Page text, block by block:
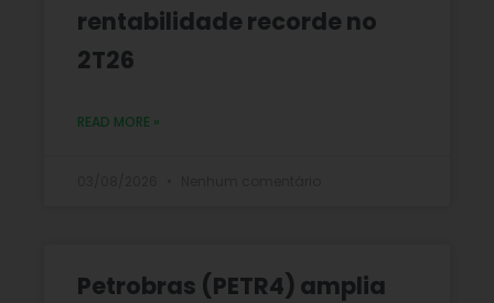
rentabilidade recorde no
2T26
READ MORE »
Petrobras (PETR4) amplia